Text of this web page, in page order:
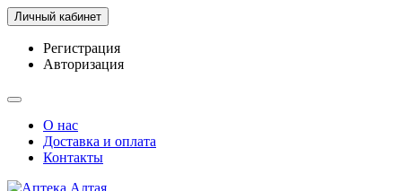
Личный кабинет
Регистрация
Авторизация
О нас
Доставка и оплата
Контакты